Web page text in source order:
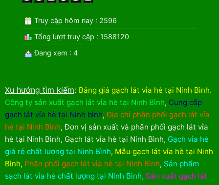
Truy cập hôm nay : 2596
Tổng lượt truy cập : 1588120
Đang xem : 4
Xu hướng tìm kiếm: Bảng giá gạch lát vỉa hè tại Ninh Bình.
Công ty sản xuất gạch lát vỉa hè tại Ninh Bình, Cung cấp
gạch lát vỉa hè tại Ninh bình,Địa chỉ phân phối gạch lát vỉa
hè tại Ninh Bình,Đơn vị sản xuất và phân phối gạch lát vỉa
hè tại Ninh Bình, Gạch lát vỉa hè tại Ninh Bình, Gạch vỉa hè
giá rẻ chất lượng tại Ninh Bình, Mẫu gạch lát vỉa hè tại Ninh
Bình, Phân phối gạch lát vỉa hè tại Ninh Bình, Sản phẩm
sạch lát vỉa hè chất lượng tại Ninh Bình, Sản xuất gạch lát